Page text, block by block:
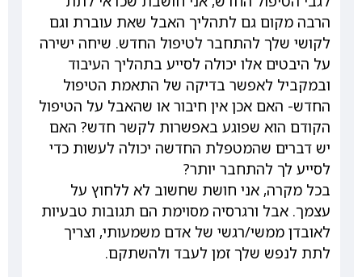
הרבה מקום גם לתהליך האבל שאת עוברת וגם
לקושי שלך להתחבר לטיפול החדש. שיחה ישירה
על היבטים אלו יכולה לסייע בתהליך העיבוד
ובמקביל לאפשר בדיקה של התאמת הטיפול
החדש- האם אכן אין חיבור או שהאבל על הטיפול
הקודם הוא שפוגע באפשרות לקשר חדש? האם
יש דברים שהמטפלת החדשה יכולה לעשות כדי
לסייע לך להתחבר יותר?
בכל מקרה, אני חושת שחשוב לא ללחוץ על
עצמך. אבל ורגרסיה מסוימת הם תגובות טבעיות
לאובדן ממשי/רגשי של אדם משמעותי, וצריך
לתת לנפש שלך זמן לעבד ולהשתקם.